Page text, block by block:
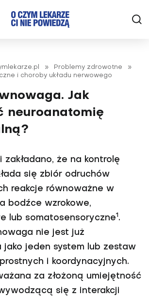
» Problemy zdrowotne
»
i choroby układu nerwowego
Jak
neuroanatomię
zakładano, że na kontrolę
się zbiór odruchów
reakcje równoważne w
bodźce wzrokowe,
lub somatosensoryczne1 .
nie jest już
jako jeden system lub zestaw
i koordynacyjnych.
za złożoną umiejętność
się z interakcji